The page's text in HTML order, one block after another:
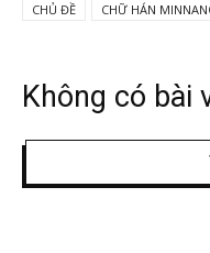
CHỦ ĐỀ CHỮ HÁN
Không có bài